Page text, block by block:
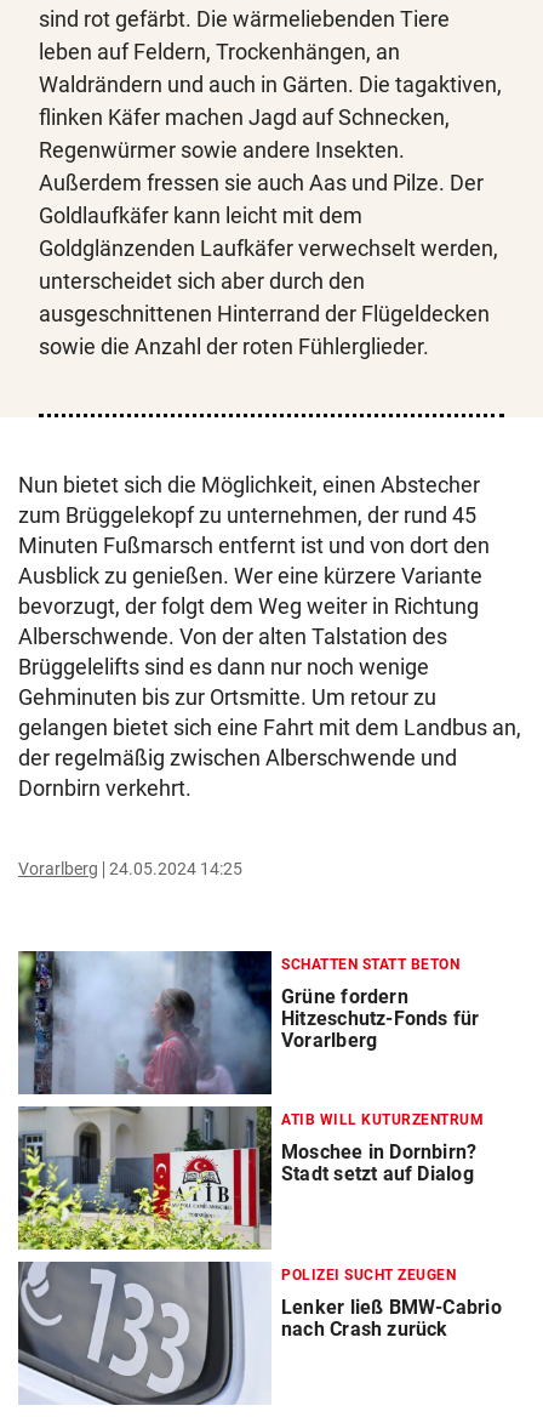
sind rot gefärbt. Die wärmeliebenden Tiere
leben auf Feldern, Trockenhängen, an
Waldrändern und auch in Gärten. Die tagaktiven,
flinken Käfer machen Jagd auf Schnecken,
Regenwürmer sowie andere Insekten.
Außerdem fressen sie auch Aas und Pilze. Der
Goldlaufkäfer kann leicht mit dem
Goldglänzenden Laufkäfer verwechselt werden,
unterscheidet sich aber durch den
ausgeschnittenen Hinterrand der Flügeldecken
sowie die Anzahl der roten Fühlerglieder.
Nun bietet sich die Möglichkeit, einen Abstecher
zum Brüggelekopf zu unternehmen, der rund 45
Minuten Fußmarsch entfernt ist und von dort den
Ausblick zu genießen. Wer eine kürzere Variante
bevorzugt, der folgt dem Weg weiter in Richtung
Alberschwende. Von der alten Talstation des
Brüggelelifts sind es dann nur noch wenige
Gehminuten bis zur Ortsmitte. Um retour zu
gelangen bietet sich eine Fahrt mit dem Landbus an,
der regelmäßig zwischen Alberschwende und
Dornbirn verkehrt.
Vorarlberg 24.05.2024 14:25
SCHATTEN STATT BETON
Grüne fordern
Hitzeschutz-Fonds für
Vorarlberg
ATIB WILL KUTURZENTRUM
Moschee in Dornbirn?
Stadt setzt auf Dialog
POLIZEI SUCHT ZEUGEN
Lenker ließ BMW-Cabrio
nach Crash zurück